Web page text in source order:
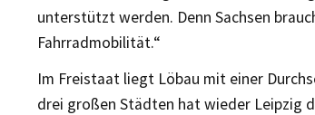
unterstützt werden. Denn Sachsen
Fahrradmobilität.“
Im Freistaat liegt Löbau mit einer
drei großen Städten hat wieder Leipzig